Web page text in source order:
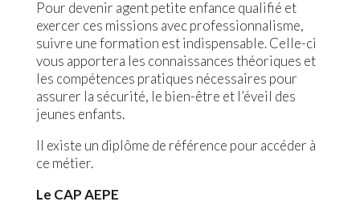
Pour devenir agent petite enfance qualifié et
exercer ces missions avec professionnalisme,
suivre une formation est indispensable. Celle-ci
vous apportera les connaissances théoriques et
les compétences pratiques nécessaires pour
assurer la sécurité, le bien-être et l’éveil des
jeunes enfants.
Il existe un diplôme de référence pour accéder à
ce métier.
Le CAP AEPE